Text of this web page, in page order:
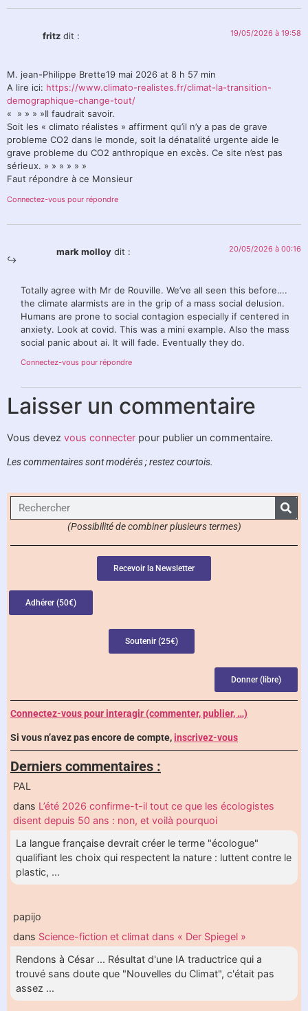
fritz dit : 19/05/2026 à 19:58
M. jean-Philippe Brette19 mai 2026 at 8 h 57 min
A lire ici: https://www.climato-realistes.fr/climat-la-transition-
demographique-change-tout/
« » » » »Il faudrait savoir.
Soit les « climato réalistes » affirment qu’il n’y a pas de grave
probleme CO2 dans le monde, soit la dénatalité urgente aide le
grave probleme du CO2 anthropique en excès. Ce site n’est pas
sérieux. » » » » » »
Faut répondre à ce Monsieur
Connectez-vous pour répondre
mark molloy dit : 20/05/2026 à 00:16
Totally agree with Mr de Rouville. We’ve all seen this before….
the climate alarmists are in the grip of a mass social delusion.
Humans are prone to social contagion especially if centered in
anxiety. Look at covid. This was a mini example. Also the mass
social panic about ai. It will fade. Eventually they do.
Connectez-vous pour répondre
Laisser un commentaire
Vous devez vous connecter pour publier un commentaire.
Les commentaires sont modérés ; restez courtois.
(Possibilité de combiner plusieurs termes)
Recevoir la Newsletter
Adhérer (50€)
Soutenir (25€)
Donner (libre)
Connectez-vous pour interagir (commenter, publier, …)
Si vous n’avez pas encore de compte, inscrivez-vous
Derniers commentaires :
PAL
dans L’été 2026 confirme-t-il tout ce que les écologistes
disent depuis 50 ans : non, et voilà pourquoi
La langue française devrait créer le terme "écologue"
qualifiant les choix qui respectent la nature : luttent contre le
plastic, ...
papijo
dans Science-fiction et climat dans « Der Spiegel »
Rendons à César ... Résultat d'une IA traductrice qui a
trouvé sans doute que "Nouvelles du Climat", c'était pas
assez ...